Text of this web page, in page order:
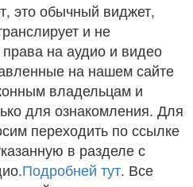
это обычный виджет,
и не
на аудио и видео
на нашем сайте
владельцам и
для ознакомления. Для
переходить по ссылке
в разделе с
Подробней тут. Все